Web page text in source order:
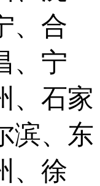
、合
、宁
、石家
滨、东
、徐